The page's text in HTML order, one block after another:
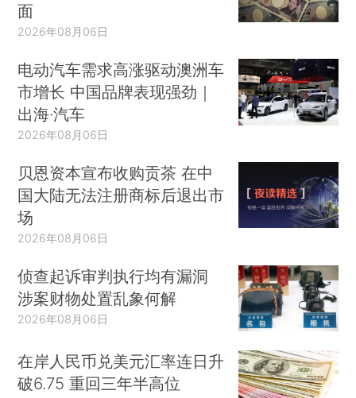
面
2026年08月06日
电动汽车需求高涨驱动澳洲车
市增长 中国品牌表现强劲｜
出海·汽车
2026年08月06日
贝恩资本宣布收购贡茶 在中
国大陆无法注册商标后退出市
场
2026年08月06日
侦查起诉审判执行均有漏洞
涉案财物处置乱象何解
2026年08月06日
在岸人民币兑美元汇率连日升
破6.75 重回三年半高位